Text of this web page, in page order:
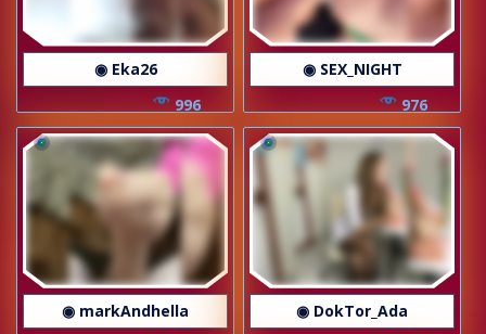
◉ Eka26
996
◉ SEX_NIGHT
976
◉ markAndhella
◉ DokTor_Ada